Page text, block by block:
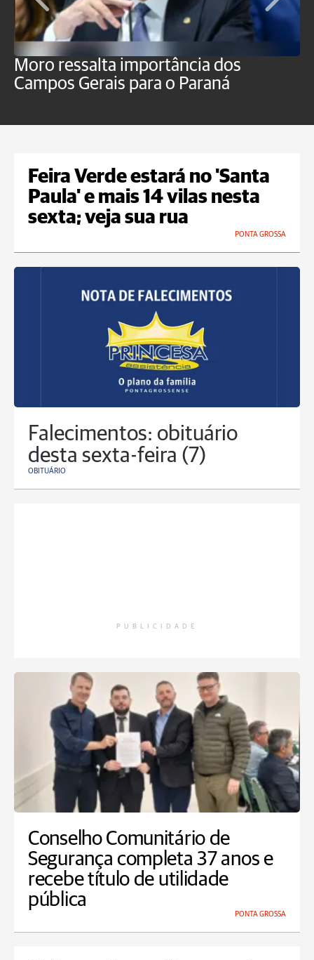
Moro ressalta importância dos
Campos Gerais para o Paraná
Feira Verde estará no 'Santa
Paula' e mais 14 vilas nesta
sexta; veja sua rua
PONTA GROSSA
Falecimentos: obituário
desta sexta-feira (7)
OBITUÁRIO
PUBLICIDADE
Conselho Comunitário de
Segurança completa 37 anos e
recebe título de utilidade
pública
PONTA GROSSA